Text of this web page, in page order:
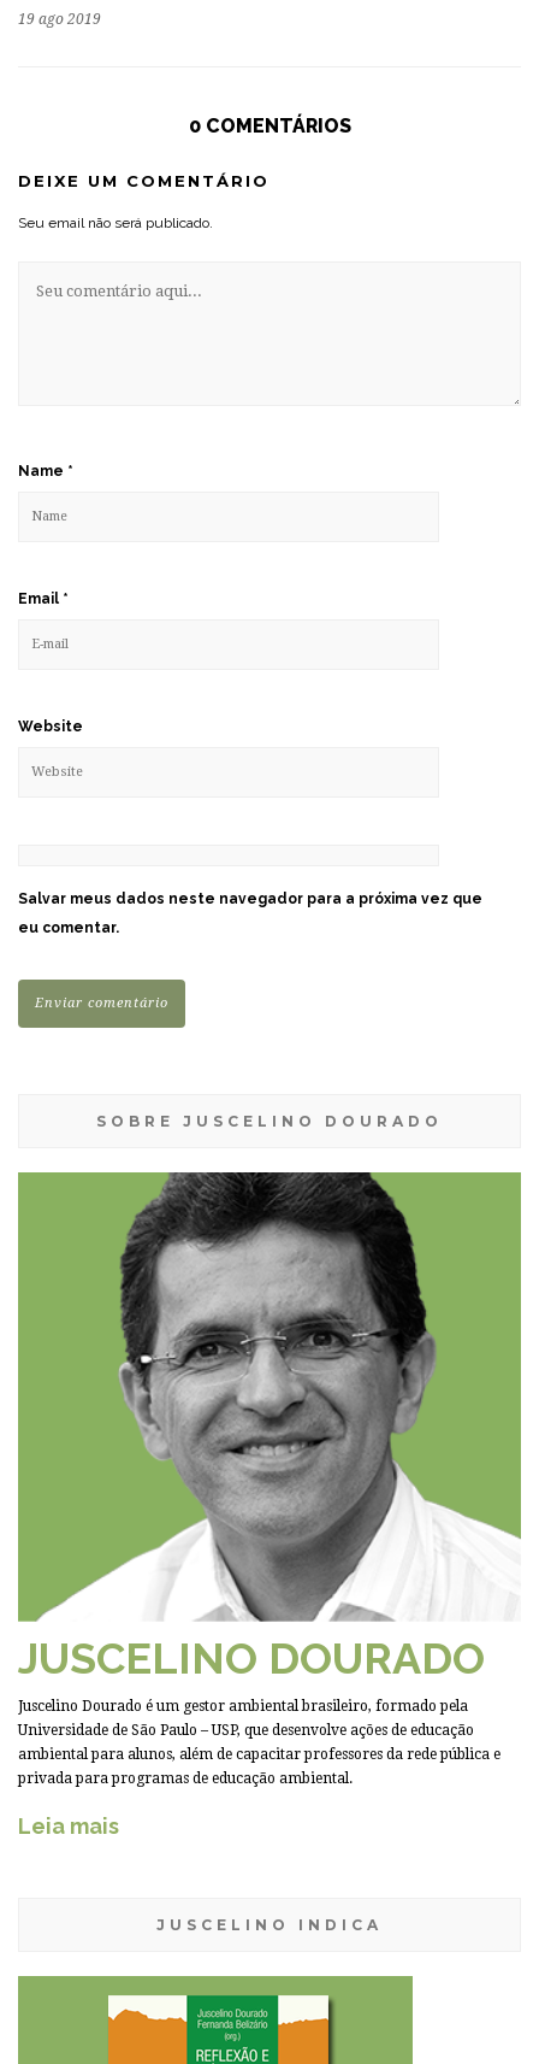
19 ago 2019
0 COMENTÁRIOS
DEIXE UM COMENTÁRIO
Seu email não será publicado.
Name *
Email *
Website
Salvar meus dados neste navegador para a próxima vez que
eu comentar.
SOBRE JUSCELINO DOURADO
JUSCELINO DOURADO
Juscelino Dourado é um gestor ambiental brasileiro, formado pela
Universidade de São Paulo – USP, que desenvolve ações de educação
ambiental para alunos, além de capacitar professores da rede pública e
privada para programas de educação ambiental.
Leia mais
JUSCELINO INDICA